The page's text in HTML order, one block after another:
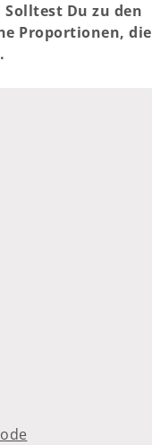
Du zu den
Proportionen, die